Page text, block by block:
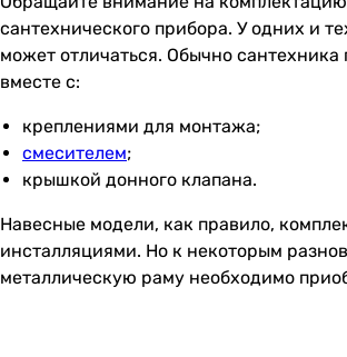
сантехнического прибора. У одних и
может отличаться. Обычно сантехника
вместе с:
креплениями для монтажа;
смесителем;
крышкой донного клапана.
Навесные модели, как правило,
инсталляциями. Но к некоторым
металлическую раму необходимо